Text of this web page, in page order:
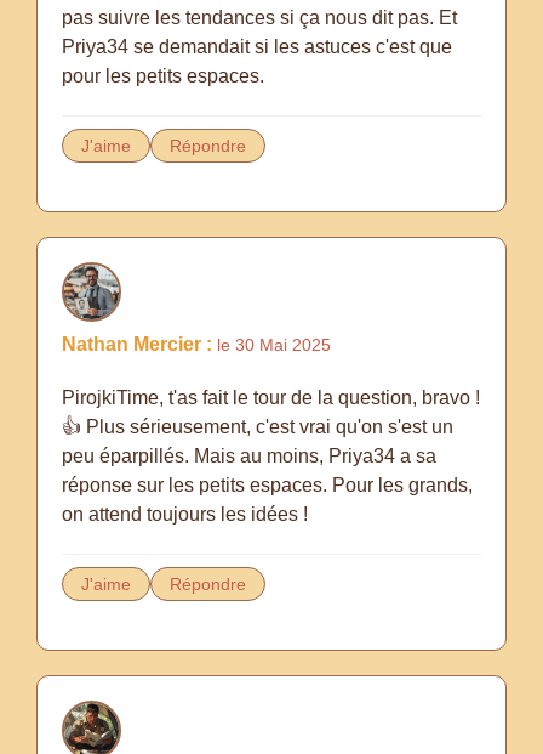
pas suivre les tendances si ça nous dit pas. Et
Priya34 se demandait si les astuces c'est que
pour les petits espaces.
J'aime Répondre
Nathan Mercier : le 30 Mai 2025
PirojkiTime, t'as fait le tour de la question, bravo !
👍 Plus sérieusement, c'est vrai qu'on s'est un
peu éparpillés. Mais au moins, Priya34 a sa
réponse sur les petits espaces. Pour les grands,
on attend toujours les idées !
J'aime Répondre